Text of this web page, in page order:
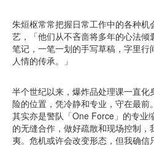
朱烜枢常常把握日常工作中的各种
艺，「他们从不吝啬将多年的心法倾
笔记，一笔一划的手写草稿，字里行
人情的传承。」
半个世纪以来，爆炸品处理课一直
险的位置，凭冷静和专业，守在最前
其实亦是警队「One Force」的专业
的无缝合作，做好疏散和现场控制
夷。危机或许会改变形态，但我确